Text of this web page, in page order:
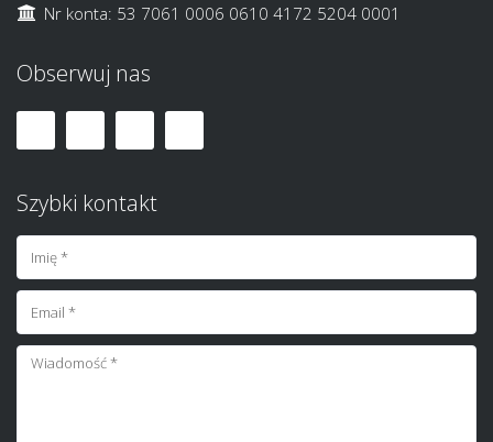
Nr konta: 53 7061 0006 0610 4172 5204 0001
Obserwuj nas
Szybki kontakt